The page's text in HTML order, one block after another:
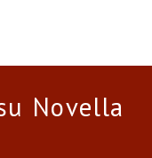
Novella